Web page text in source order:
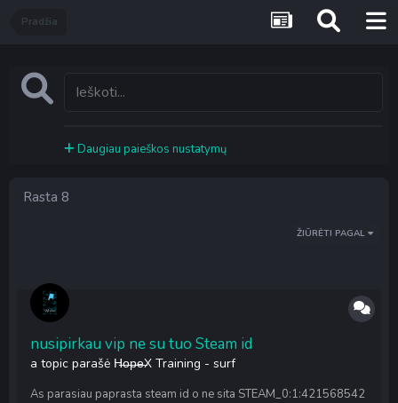
Pradžia
Daugiau paieškos nustatymų
Rasta 8
ŽIŪRĖTI PAGAL
nusipirkau vip ne su tuo Steam id
a topic parašė H̶o̶p̶e̶X Training - surf
As parasiau paprasta steam id o ne sita STEAM_0:1:421568542